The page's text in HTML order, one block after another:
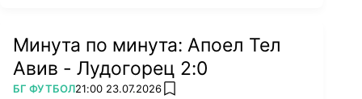
Минута по минута: Апоел Тел
Авив - Лудогорец 2:0
ПОВЕЧЕ ОТ
БГ ФУТБОЛ21:00 23.07.2026 add favorites